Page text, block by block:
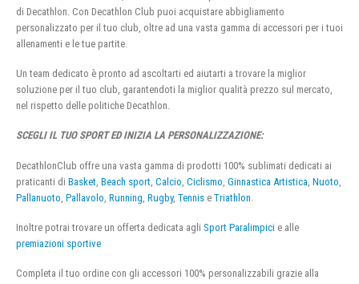
di Decathlon. Con Decathlon Club puoi acquistare abbigliamento
personalizzato per il tuo club, oltre ad una vasta gamma di accessori per i tuoi
allenamenti e le tue partite.
Un team dedicato è pronto ad ascoltarti ed aiutarti a trovare la miglior
soluzione per il tuo club, garantendoti la miglior qualità prezzo sul mercato,
nel rispetto delle politiche Decathlon.
SCEGLI IL TUO SPORT ED INIZIA LA PERSONALIZZAZIONE:
DecathlonClub offre una vasta gamma di prodotti 100% sublimati dedicati ai
praticanti di Basket Beach sport Calcio Ciclismo Ginnastica Artistica Nuoto
Pallanuoto Pallavolo Running Rugby, Tennis e Triathlon
Inoltre potrai trovare un offerta dedicata agli Sport Paralimpici e alle
premiazioni sportive
Completa il tuo ordine con gli accessori 100% personalizzabili grazie alla